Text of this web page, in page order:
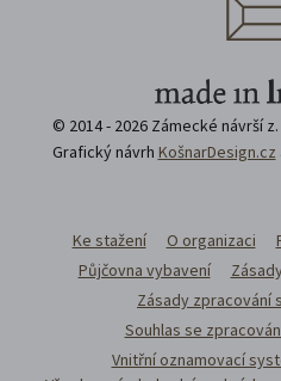
© 2014 - 2026 Zámecké návrší
Grafický návrh KošnarDesign.cz
Ke stažení O organizaci
Půjčovna vybavení
Zásady zpracování
Souhlas se
Vnitřní oznamovací